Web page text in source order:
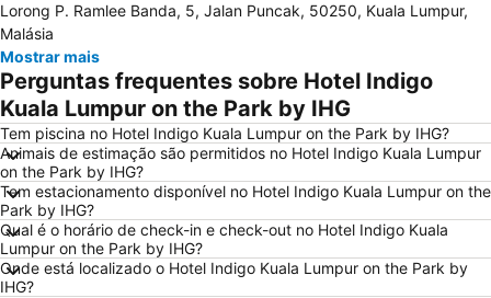
Suria KLCC
Masjid Jamek
Jalan Tunku Abdul Rahman
Lorong P. Ramlee Banda, 5, Jalan Puncak, 50250, Kuala Lumpur,
Malásia
Mostrar mais
Perguntas frequentes sobre Hotel Indigo
Kuala Lumpur on the Park by IHG
Tem piscina no Hotel Indigo Kuala Lumpur on the Park by IHG?
Animais de estimação são permitidos no Hotel Indigo Kuala Lumpur
on the Park by IHG?
Tem estacionamento disponível no Hotel Indigo Kuala Lumpur on the
Park by IHG?
Qual é o horário de check-in e check-out no Hotel Indigo Kuala
Lumpur on the Park by IHG?
Onde está localizado o Hotel Indigo Kuala Lumpur on the Park by
IHG?